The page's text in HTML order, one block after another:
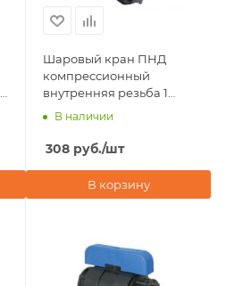
Шаровый кран ПНД
компрессионный
внутренняя резьба 1
1/4"х1 1/4" ДУ 33 мм Valfex
В наличии
308 руб./шт
В корзину